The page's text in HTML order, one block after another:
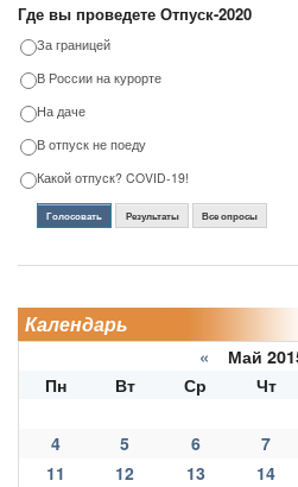
Где вы проведете Отпуск-2020
За границей
В России на курорте
На даче
В отпуск не поеду
Какой отпуск? COVID-19!
Голосовать Результаты Все опросы
Календарь
« Май
Пн
Вт Ср Чт
4
5 6 7
11
12 13 14